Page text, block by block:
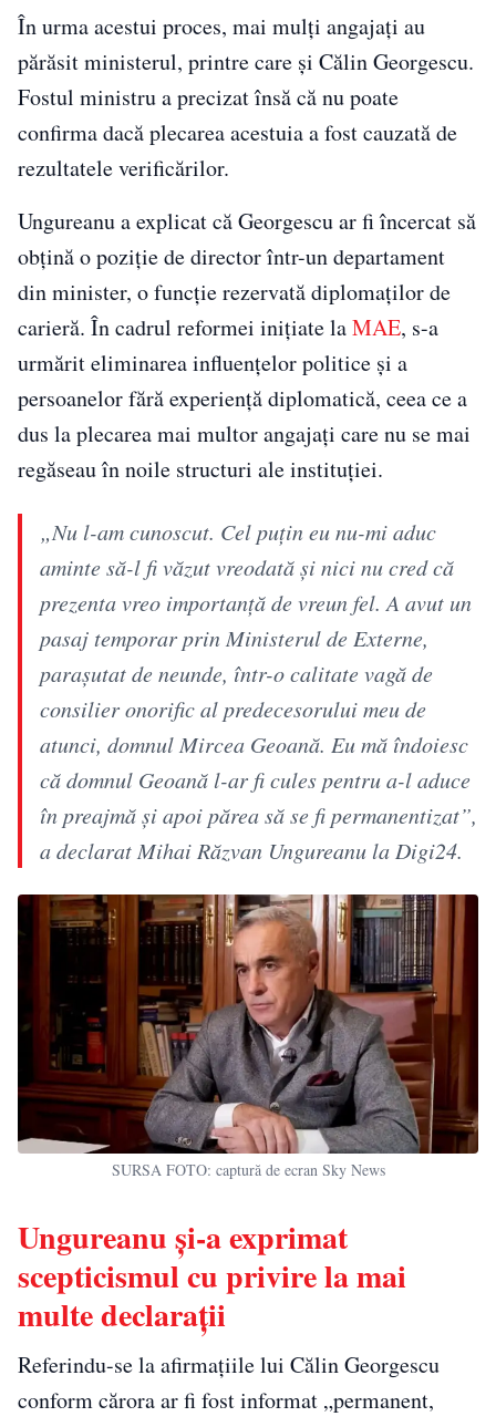
În urma acestui proces, mai mulți angajați au
părăsit ministerul, printre care și Călin Georgescu.
Fostul ministru a precizat însă că nu poate
confirma dacă plecarea acestuia a fost cauzată de
rezultatele verificărilor.
Ungureanu a explicat că Georgescu ar fi încercat să
obțină o poziție de director într-un departament
din minister, o funcție rezervată diplomaților de
carieră. În cadrul reformei inițiate laMAE, s-a
urmărit eliminarea influențelor politice și a
persoanelor fără experiență diplomatică, ceea ce a
dus la plecarea mai multor angajați care nu se mai
regăseau în noile structuri ale instituției.
„Nu l-am cunoscut. Cel puțin eu nu-mi aduc
aminte să-l fi văzut vreodată și nici nu cred că
prezenta vreo importanță de vreun fel. A avut un
pasaj temporar prin Ministerul de Externe,
parașutat de neunde, într-o calitate vagă de
consilier onorific al predecesorului meu de
atunci, domnul Mircea Geoană. Eu mă îndoiesc
că domnul Geoană l-ar fi cules pentru a-l aduce
în preajmă și apoi părea să se fi permanentizat”,
a declarat Mihai Răzvan Ungureanu la Digi24.
SURSA FOTO: captură de ecran Sky News
Ungureanu și-a exprimat
scepticismul cu privire la mai
multe declarații
Referindu-se la afirmațiile lui Călin Georgescu
conform cărora ar fi fost informat „permanent,